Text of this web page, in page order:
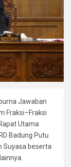
Jawaban
Fraksi–Fraksi
Utama
Badung Putu
Suyasa beserta